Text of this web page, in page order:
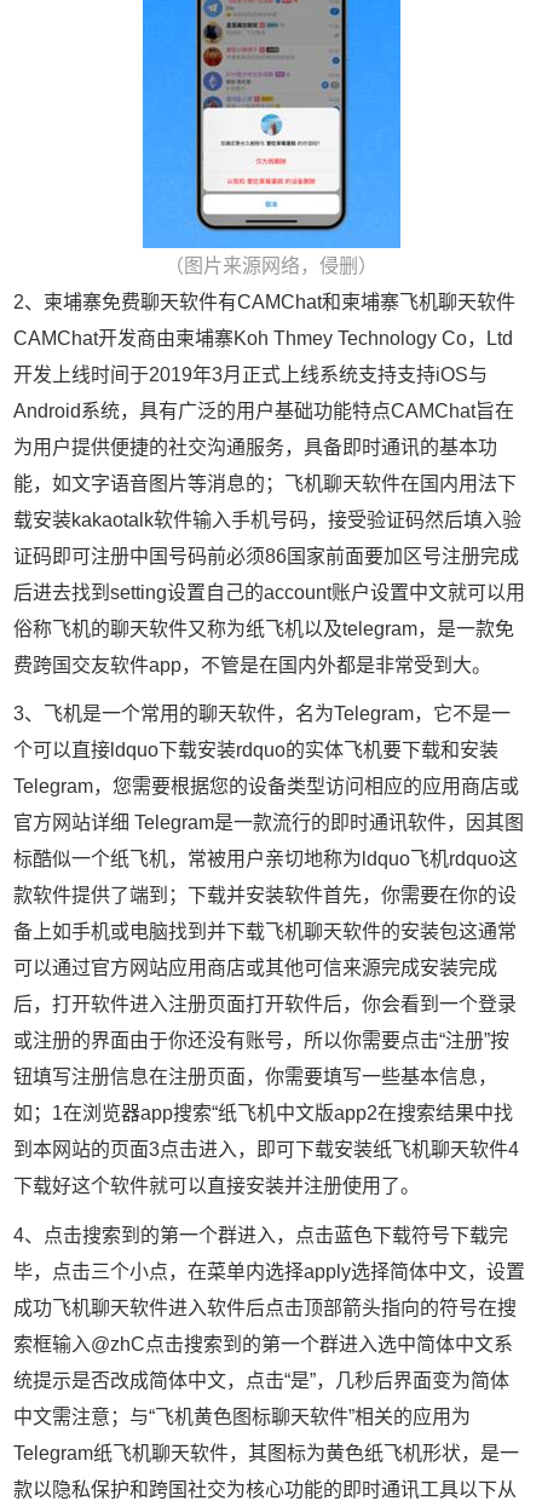
（图片来源网络，侵删）
2、柬埔寨免费聊天软件有CAMChat和柬埔寨飞机聊天软件
CAMChat开发商由柬埔寨Koh Thmey Technology Co，Ltd
开发上线时间于2019年3月正式上线系统支持支持iOS与
Android系统，具有广泛的用户基础功能特点CAMChat旨在
为用户提供便捷的社交沟通服务，具备即时通讯的基本功
能，如文字语音图片等消息的；飞机聊天软件在国内用法下
载安装kakaotalk软件输入手机号码，接受验证码然后填入验
证码即可注册中国号码前必须86国家前面要加区号注册完成
后进去找到setting设置自己的account账户设置中文就可以用
俗称飞机的聊天软件又称为纸飞机以及telegram，是一款免
费跨国交友软件app，不管是在国内外都是非常受到大。
3、飞机是一个常用的聊天软件，名为Telegram，它不是一
个可以直接ldquo下载安装rdquo的实体飞机要下载和安装
Telegram，您需要根据您的设备类型访问相应的应用商店或
官方网站详细 Telegram是一款流行的即时通讯软件，因其图
标酷似一个纸飞机，常被用户亲切地称为ldquo飞机rdquo这
款软件提供了端到；下载并安装软件首先，你需要在你的设
备上如手机或电脑找到并下载飞机聊天软件的安装包这通常
可以通过官方网站应用商店或其他可信来源完成安装完成
后，打开软件进入注册页面打开软件后，你会看到一个登录
或注册的界面由于你还没有账号，所以你需要点击“注册”按
钮填写注册信息在注册页面，你需要填写一些基本信息，
如；1在浏览器app搜索“纸飞机中文版app2在搜索结果中找
到本网站的页面3点击进入，即可下载安装纸飞机聊天软件4
下载好这个软件就可以直接安装并注册使用了。
4、点击搜索到的第一个群进入，点击蓝色下载符号下载完
毕，点击三个小点，在菜单内选择apply选择简体中文，设置
成功飞机聊天软件进入软件后点击顶部箭头指向的符号在搜
索框输入@zhC点击搜索到的第一个群进入选中简体中文系
统提示是否改成简体中文，点击“是”，几秒后界面变为简体
中文需注意；与“飞机黄色图标聊天软件”相关的应用为
Telegram纸飞机聊天软件，其图标为黄色纸飞机形状，是一
款以隐私保护和跨国社交为核心功能的即时通讯工具以下从